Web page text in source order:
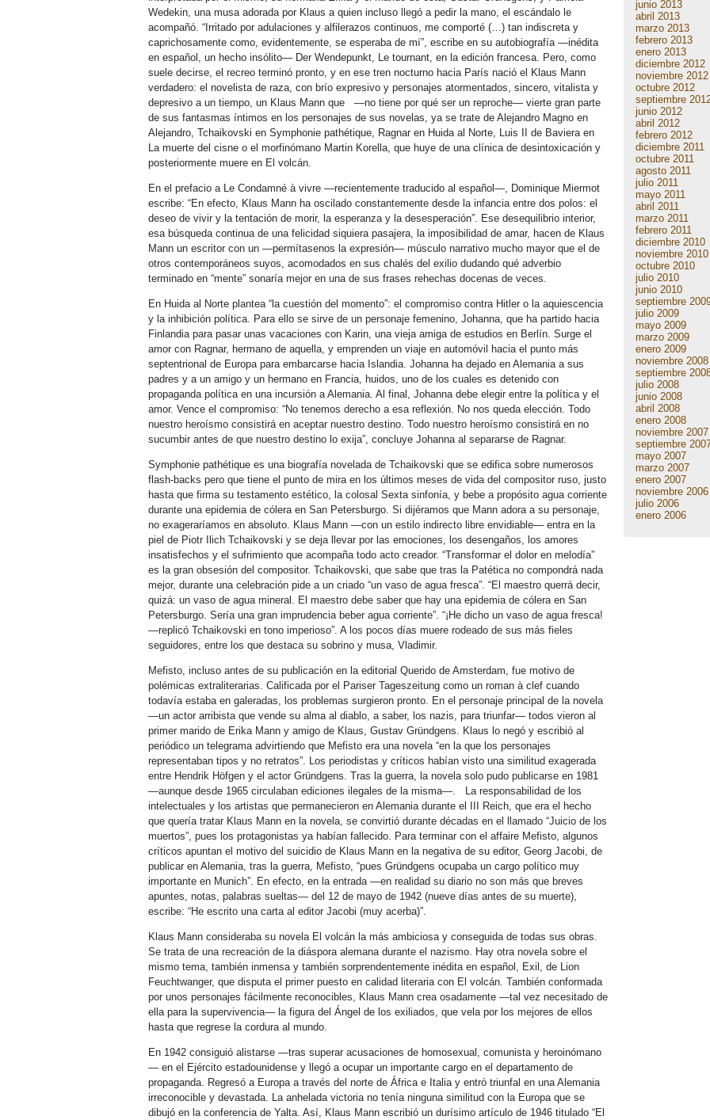
Wedekin, una musa adorada por Klaus a quien incluso llegó a pedir la mano, el escándalo le
acompañó. “Irritado por adulaciones y alfilerazos continuos, me comporté (…) tan indiscreta y
caprichosamente como, evidentemente, se esperaba de mí”, escribe en su autobiografía —inédita
en español, un hecho insólito— Der Wendepunkt, Le tournant, en la edición francesa. Pero, como
suele decirse, el recreo terminó pronto, y en ese tren nocturno hacia París nació el Klaus Mann
verdadero: el novelista de raza, con brío expresivo y personajes atormentados, sincero, vitalista y
depresivo a un tiempo, un Klaus Mann que —no tiene por qué ser un reproche— vierte gran parte
de sus fantasmas íntimos en los personajes de sus novelas, ya se trate de Alejandro Magno en
Alejandro, Tchaikovski en Symphonie pathétique, Ragnar en Huida al Norte, Luis II de Baviera en
La muerte del cisne o el morfinómano Martin Korella, que huye de una clínica de desintoxicación y
posteriormente muere en El volcán.
En el prefacio a Le Condamné à vivre —recientemente traducido al español—, Dominique Miermot
escribe: “En efecto, Klaus Mann ha oscilado constantemente desde la infancia entre dos polos: el
deseo de vivir y la tentación de morir, la esperanza y la desesperación”. Ese desequilibrio interior,
esa búsqueda continua de una felicidad siquiera pasajera, la imposibilidad de amar, hacen de Klaus
Mann un escritor con un —permítasenos la expresión— músculo narrativo mucho mayor que el de
otros contemporáneos suyos, acomodados en sus chalés del exilio dudando qué adverbio
terminado en “mente” sonaría mejor en una de sus frases rehechas docenas de veces.
En Huida al Norte plantea “la cuestión del momento”: el compromiso contra Hitler o la aquiescencia
y la inhibición política. Para ello se sirve de un personaje femenino, Johanna, que ha partido hacia
Finlandia para pasar unas vacaciones con Karin, una vieja amiga de estudios en Berlín. Surge el
amor con Ragnar, hermano de aquella, y emprenden un viaje en automóvil ­hacia el punto más
septentrional de Europa para embarcarse ­hacia Islandia. Johanna ha dejado en Alemania a sus
padres y a un amigo y un hermano en Francia, huidos, uno de los cuales es detenido con
propaganda política en una incursión a Alemania. Al final, Johanna debe elegir entre la política y el
amor. Vence el compromiso: “No tenemos derecho a esa reflexión. No nos queda elección. Todo
nuestro heroísmo consistirá en aceptar nuestro destino. Todo nuestro heroísmo consistirá en no
sucumbir antes de que nuestro destino lo exija”, concluye Johanna al separarse de Ragnar.
Symphonie pathétique es una biografía novelada de Tchaikovski que se edifica sobre numerosos
flash-backs pero que tiene el punto de mira en los últimos meses de vida del compositor ruso, justo
hasta que firma su testamento estético, la colosal Sexta sinfonía, y bebe a propósito agua corriente
durante una epidemia de cólera en San Petersburgo. Si dijéramos que Mann adora a su personaje,
no exageraríamos en absoluto. Klaus Mann —con un estilo indirecto libre envidiable— entra en la
piel de Piotr Ilich Tchaikovski y se deja llevar por las emociones, los desengaños, los amores
insatisfechos y el sufrimiento que acompaña todo acto creador. “Transformar el dolor en melodía”
es la gran obsesión del compositor. Tchaikovski, que sabe que tras la Patética no compondrá nada
mejor, durante una celebración pide a un criado “un vaso de agua fresca”. “El maestro querrá decir,
quizá: un vaso de agua mineral. El maestro debe saber que hay una epidemia de cólera en San
Petersburgo. Sería una gran imprudencia beber agua corriente”. “¡He dicho un vaso de agua fresca!
—replicó Tchaikovski en tono imperioso”. A los pocos días muere rodeado de sus más fieles
seguidores, entre los que destaca su sobrino y musa, Vladimir.
Mefisto, incluso antes de su publicación en la editorial Querido de Amsterdam, fue motivo de
polémicas extraliterarias. Calificada por el Pariser Tageszeitung como un roman à clef cuando
todavía estaba en galeradas, los problemas surgieron pronto. En el personaje principal de la novela
—un actor arribista que vende su alma al diablo, a saber, los nazis, para triunfar— todos vieron al
primer marido de Erika Mann y amigo de Klaus, Gustav Gründgens. Klaus lo negó y escribió al
periódico un telegrama advirtiendo que Mefisto era una novela “en la que los personajes
representaban tipos y no retratos”. Los periodistas y críticos habían visto una similitud exagerada
entre Hendrik Höfgen y el actor Gründgens. Tras la guerra, la novela solo pudo publicarse en 1981
—aunque desde 1965 circulaban ediciones ilegales de la misma—. La responsabilidad de los
intelectuales y los artistas que permanecieron en Alemania durante el III Reich, que era el hecho
que quería tratar Klaus Mann en la novela, se convirtió durante décadas en el llamado “Juicio de los
muertos”, pues los protagonistas ya habían fallecido. Para terminar con el affaire Mefisto, algunos
críticos apuntan el motivo del suicidio de Klaus Mann en la negativa de su editor, Georg Jacobi, de
publicar en Alemania, tras la guerra, Mefisto, “pues Gründgens ocupaba un cargo político muy
importante en Munich”. En efecto, en la entrada —en realidad su diario no son más que breves
apuntes, notas, palabras sueltas— del 12 de mayo de 1942 (nueve días antes de su muerte),
escribe: “He escrito una carta al editor Jacobi (muy acerba)”.
Klaus Mann consideraba su novela El volcán la más ambiciosa y conseguida de todas sus obras.
Se trata de una recreación de la diáspora alemana durante el nazismo. Hay otra novela sobre el
mismo tema, también inmensa y también sorprendentemente inédita en español, Exil, de Lion
Feuchtwanger, que disputa el primer puesto en calidad literaria con El volcán. También conformada
por unos personajes fácilmente reconocibles, Klaus Mann crea osadamente —tal vez necesitado de
ella para la supervivencia— la figura del Ángel de los exiliados, que vela por los mejores de ellos
hasta que regrese la cordura al mundo.
En 1942 consiguió alistarse —tras superar acusaciones de homosexual, comunista y heroinómano
— en el Ejército estadounidense y llegó a ocupar un importante cargo en el departamento de
propaganda. Regresó a Europa a través del norte de África e Italia y entró triunfal en una Alemania
irreconocible y devastada. La anhelada victoria no tenía ninguna similitud con la Europa que se
dibujó en la conferencia de Yalta. Así, Klaus Mann escribió un durísimo artículo de 1946 titulado “El
junio 2013
abril 2013
marzo 2013
febrero 2013
enero 2013
diciembre 2012
noviembre 2012
octubre 2012
septiembre
junio 2012
abril 2012
febrero 2012
diciembre 2011
octubre 2011
agosto 2011
julio 2011
mayo 2011
abril 2011
marzo 2011
febrero 2011
diciembre 2010
noviembre 2010
octubre 2010
julio 2010
junio 2010
septiembre
julio 2009
mayo 2009
marzo 2009
enero 2009
noviembre 2008
septiembre
julio 2008
junio 2008
abril 2008
enero 2008
noviembre 2007
septiembre
mayo 2007
marzo 2007
enero 2007
noviembre 2006
julio 2006
enero 2006